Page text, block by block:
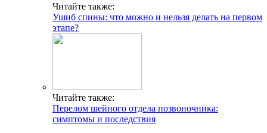
Читайте также:
Ушиб спины: что можно и нельзя делать на первом
этапе?
Читайте также:
Перелом шейного отдела позвоночника:
симптомы и последствия